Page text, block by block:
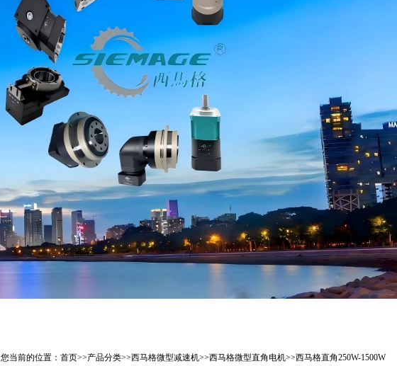
您当前的位置： 首页>>产品分类>>西马格微型减速机>>西马格微型直角电机>>西马格直角250W-1500W